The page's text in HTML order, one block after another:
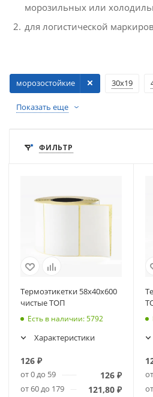
морозильных или
для логистической
морозостойкие 30х19
Показать еще
ФИЛЬТР
Термоэтикетки 58х40х600
чистые ТОП
Есть в наличии: 5792
Характеристики
126 ₽
от 0 до 59 126₽
от 60 до 179 121,80₽